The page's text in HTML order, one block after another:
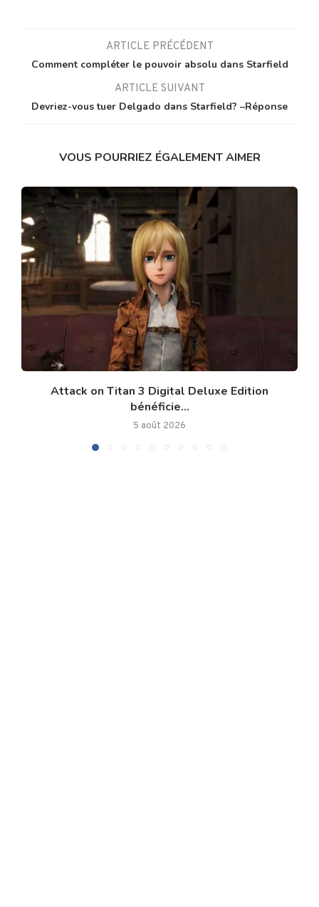
ARTICLE PRÉCÉDENT
Comment compléter le pouvoir absolu dans Starfield
ARTICLE SUIVANT
Devriez-vous tuer Delgado dans Starfield? –Réponse
VOUS POURRIEZ ÉGALEMENT AIMER
Attack on Titan 3 Digital Deluxe Edition
bénéficie...
5 août 2026